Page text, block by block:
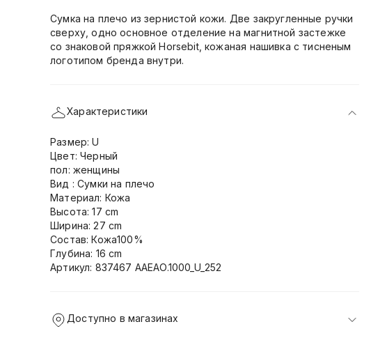
Сумка на плечо из зернистой кожи. Две закругленные ручки
сверху, одно основное отделение на магнитной застежке
со знаковой пряжкой Horsebit, кожаная нашивка с тисненым
логотипом бренда внутри.
Характеристики
Размер: U
Цвет: Черный
пол: женщины
Вид : Сумки на плечо
Материал: Кожа
Высота: 17 cm
Ширина: 27 cm
Состав: Кожа100%
Глубина: 16 cm
Артикул: 837467 AAEAO.1000_U_252
Доступно в магазинах